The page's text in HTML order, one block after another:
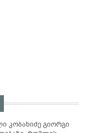
კობახიძე გიორგი